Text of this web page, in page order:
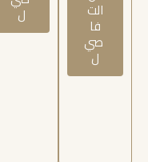
الت
فا
صي
ل
ل